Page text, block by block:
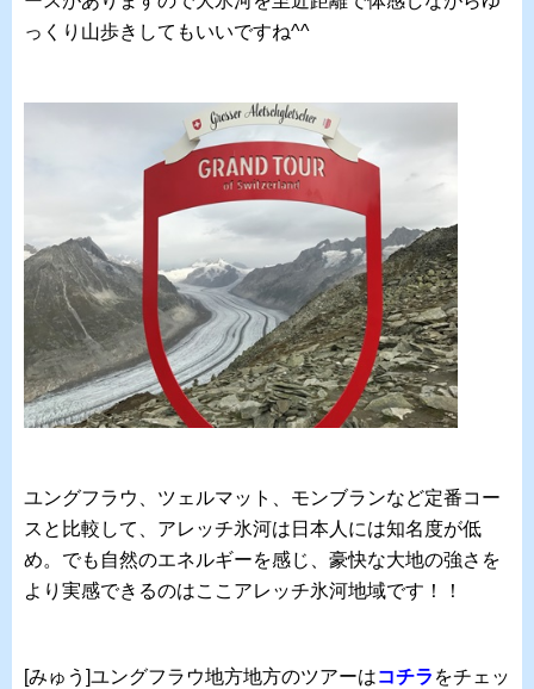
っくり山歩きしてもいいですね^^
ユングフラウ、ツェルマット、モンブランなど定番コー
スと比較して、アレッチ氷河は日本人には知名度が低
め。でも自然のエネルギーを感じ、豪快な大地の強さを
より実感できるのはここアレッチ氷河地域です！！
[みゅう]ユングフラウ地方地方のツアーはコチラ をチェッ